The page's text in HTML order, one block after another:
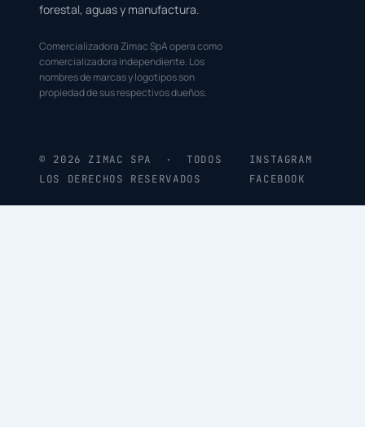
forestal, aguas y manufactura.
Comercializadora Zimac SpA opera como
comercializadora independiente. Los
nombres de marcas y logotipos son
propiedad de sus respectivos dueños.
© 2026 ZIMAC SPA · TODOS
LOS DERECHOS RESERVADOS
INSTAGRAM
FACEBOOK